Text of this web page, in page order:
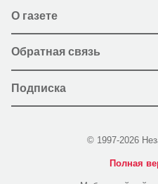
О газете
Обратная связь
Подписка
© 1997-2026
Полная